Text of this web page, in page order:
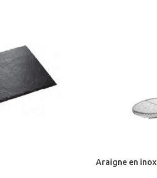
Araigne en inox